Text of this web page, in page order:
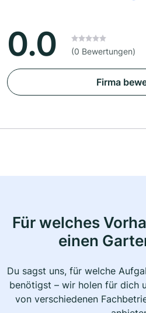
0.0 (0 Bewertungen)
Firma
Für welches
einen
Du sagst uns, für welche
benötigst – wir holen für dich
von verschiedenen